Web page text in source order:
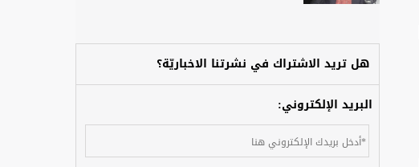
هل تريد الاشتراك في نشرتنا الاخباريّة؟
البريد الإلكتروني: